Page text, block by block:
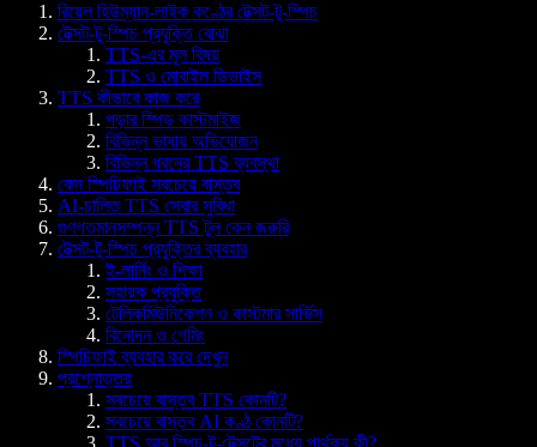
রিয়েল হিউম্যান-লাইক কণ্ঠের টেক্সট-টু-স্পিচ
টেক্সট-টু-স্পিচ প্রযুক্তি বোঝা
TTS-এর মূল বিষয়
TTS ও মোবাইল ডিভাইস
TTS কীভাবে কাজ করে
পড়ার স্পিড কাস্টমাইজ
বিভিন্ন ভাষায় অভিযোজন
বিভিন্ন ধরনের TTS ব্যবস্থা
কেন স্পিচিফাই সবচেয়ে বাস্তব
AI-চালিত TTS সেবার সুবিধা
গুণগতমানসম্পন্ন TTS টুল কেন জরুরি
টেক্সট-টু-স্পিচ প্রযুক্তির ব্যবহার
ই-লার্নিং ও শিক্ষা
সহায়ক প্রযুক্তি
টেলিকমিউনিকেশন ও কাস্টমার সার্ভিস
বিনোদন ও গেমিং
স্পিচিফাই ব্যবহার করে দেখুন
প্রশ্নোত্তর
সবচেয়ে বাস্তব TTS কোনটি?
সবচেয়ে বাস্তব AI কণ্ঠ কোনটি?